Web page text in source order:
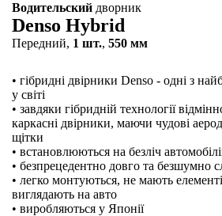
Водительский дворник
Denso Hybrid
Передний, 1 шт., 550 мм
• гібридні двірники Denso - одні з
у світі
• завдяки гібридній технології
каркасні двірники, маючи чудові
щітки
• встановлюються на безліч
• безпрецедентно довго та безшумно
• легко монтуються, не мають
виглядають на авто
• виробляються у Японії